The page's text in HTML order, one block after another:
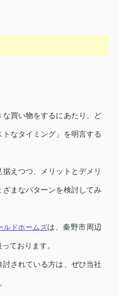
買い物をするにあたり、ど
なタイミング」を明言する
えつつ、メリットとデメリ
まなパターンを検討してみ
ルドホームズは、秦野市周辺
ております。
されている方は、ぜひ当社